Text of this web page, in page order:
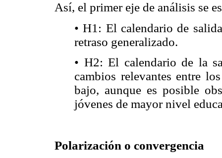
Así, el primer eje de análisis se
• H1: El calendario de
retraso generalizado.
• H2: El calendario de la
cambios relevantes entre
bajo, aunque es posible
jóvenes de mayor nivel
Polarización o convergencia